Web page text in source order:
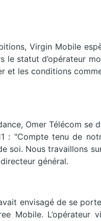
Virgin Mobile
le statut d’opérateur
et les conditions
Omer Télécom
: "Compte tenu de
soi. Nous travaillons
général.
envisagé de se
Mobile.